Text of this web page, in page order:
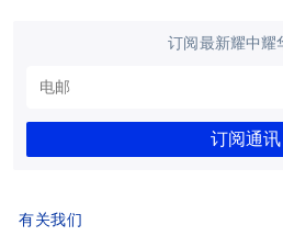
订阅最新耀中耀
订阅通讯
有关我们